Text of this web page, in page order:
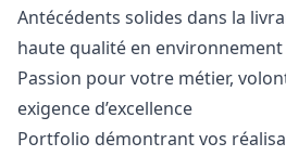
Antécédents solides dans la
haute qualité en
Passion pour votre métier,
exigence d’excellence
Portfolio démontrant vos